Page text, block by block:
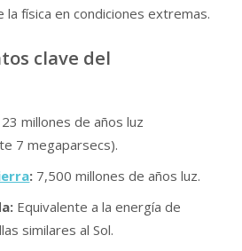
la física en condiciones extremas.
clave del
23 millones de años luz
7 megaparsecs).
: 7,500 millones de años luz.
Equivalente a la energía de
similares al Sol.